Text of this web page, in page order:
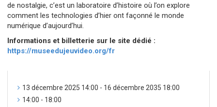
de nostalgie, c’est un laboratoire d’histoire où l’on explore
comment les technologies d’hier ont façonné le monde
numérique d’aujourd’hui.
Informations et billetterie sur le site dédié :
https://museedujeuvideo.org/fr
13 décembre 2025 14:00 - 16 décembre 2035 18:00
14:00 - 18:00